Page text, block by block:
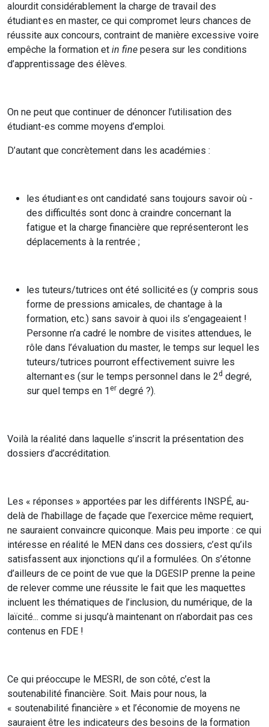
alourdit considérablement la charge de travail des
étudiant·es en master, ce qui compromet leurs chances de
réussite aux concours, contraint de manière excessive voire
empêche la formation et in fine pesera sur les conditions
d’apprentissage des élèves.
On ne peut que continuer de dénoncer l’utilisation des
étudiant-es comme moyens d’emploi.
D’autant que concrètement dans les académies :
les étudiant·es ont candidaté sans toujours savoir où -
des difficultés sont donc à craindre concernant la
fatigue et la charge financière que représenteront les
déplacements à la rentrée ;
les tuteurs/tutrices ont été sollicité·es (y compris sous
forme de pressions amicales, de chantage à la
formation, etc.) sans savoir à quoi ils s’engageaient !
Personne n’a cadré le nombre de visites attendues, le
rôle dans l’évaluation du master, le temps sur lequel les
tuteurs/tutrices pourront effectivement suivre les
alternant·es (sur le temps personnel dans le 2d degré,
sur quel temps en 1 er degré ?).
Voilà la réalité dans laquelle s’inscrit la présentation des
dossiers d’accréditation.
Les « réponses » apportées par les différents INSPÉ, au-
delà de l’habillage de façade que l’exercice même requiert,
ne sauraient convaincre quiconque. Mais peu importe : ce qui
intéresse en réalité le MEN dans ces dossiers, c’est qu’ils
satisfassent aux injonctions qu’il a formulées. On s’étonne
d’ailleurs de ce point de vue que la DGESIP prenne la peine
de relever comme une réussite le fait que les maquettes
incluent les thématiques de l’inclusion, du numérique, de la
laïcité... comme si jusqu’à maintenant on n’abordait pas ces
contenus en FDE !
Ce qui préoccupe le MESRI, de son côté, c’est la
soutenabilité financière. Soit. Mais pour nous, la
« soutenabilité financière » et l’économie de moyens ne
sauraient être les indicateurs des besoins de la formation